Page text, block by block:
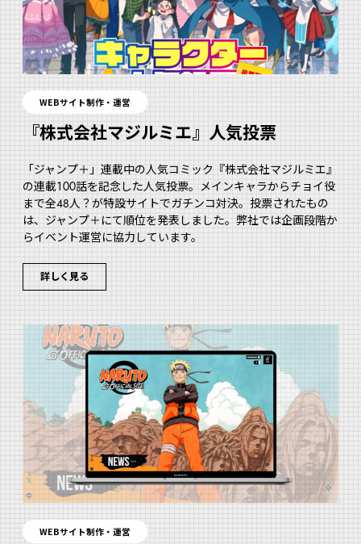
WEBサイト制作・運営
『株式会社マジルミエ』人気投票
「ジャンプ＋」連載中の人気コミック『株式会社マジルミエ』
の連載１００話を記念した人気投票。メインキャラからチョイ役
まで全48人？が特設サイトでガチンコ対決。投票されたもの
は、ジャンプ＋にて順位を発表しました。弊社では企画段階か
らイベント運営に協力しています。
詳しく見る
WEBサイト制作・運営